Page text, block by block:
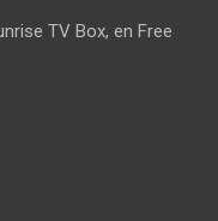
TV Box, en Free